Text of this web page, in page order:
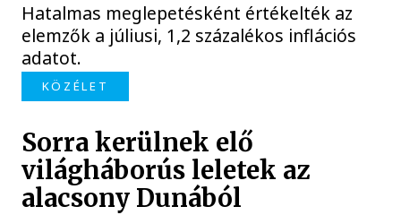
Hatalmas meglepetésként értékelték az
elemzők a júliusi, 1,2 százalékos inflációs
adatot.
KÖZÉLET
Sorra kerülnek elő
világháborús leletek az
alacsony Dunából